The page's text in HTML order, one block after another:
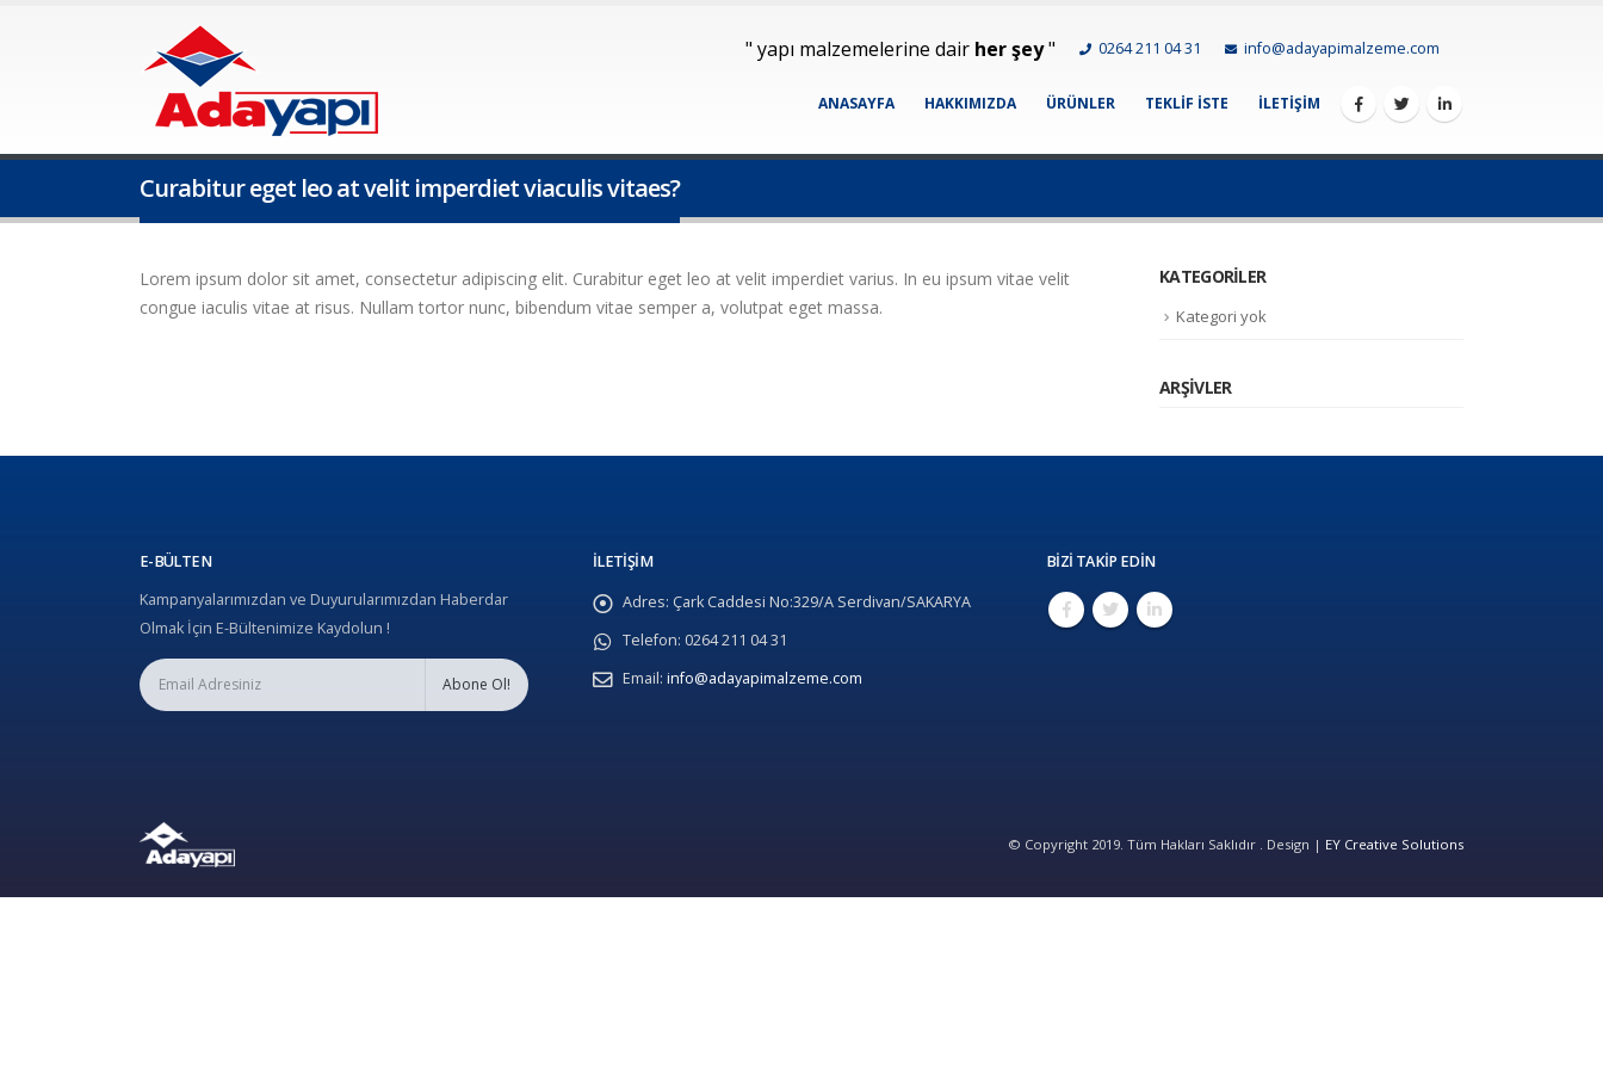
" yapı malzemelerine dair her şey" 0264 211 04 31 info@adayapimalzeme.com
ANASAYFA HAKKIMIZDA ÜRÜNLER TEKLIF İSTE İLETIŞIM
Curabitur eget leo at velit imperdiet viaculis vitaes?
Lorem ipsum dolor sit amet, consectetur adipiscing elit. Curabitur eget leo at velit imperdiet varius. In eu ipsum vitae velit
congue iaculis vitae at risus. Nullam tortor nunc, bibendum vitae semper a, volutpat eget massa.
KATEGORILER
Kategori yok
ARŞIVLER
E-BÜLTEN
Kampanyalarımızdan ve Duyurularımızdan Haberdar
Olmak İçin E-Bültenimize Kaydolun !
İLETIŞIM
Adres: Çark Caddesi No:329/A Serdivan/SAKARYA
Telefon: 0264 211 04 31
Email: info@adayapimalzeme.com
BIZI TAKIP EDIN
© Copyright 2019. Tüm Hakları Saklıdır . Design | EY Creative Solutions